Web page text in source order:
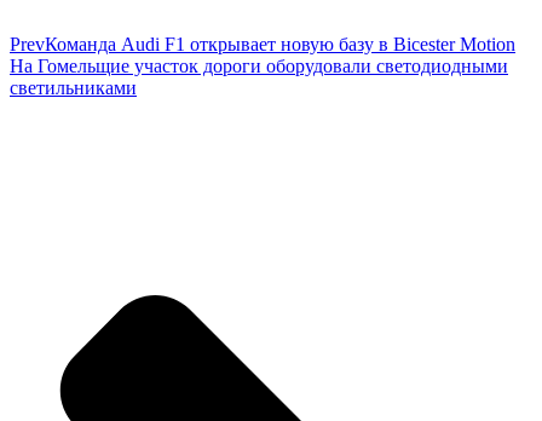
PrevКоманда Audi F1 открывает новую базу в Bicester Motion
На Гомельщие участок дороги оборудовали светодиодными
светильниками